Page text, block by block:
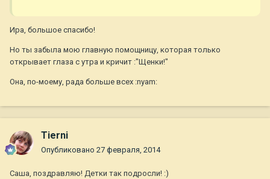
Ира, большое спасибо!
Но ты забыла мою главную помощницу, которая только
открывает глаза с утра и кричит :"Щенки!"
Она, по-моему, рада больше всех :nyam:
Tierni
Опубликовано 27 февраля, 2014
Саша, поздравляю! Детки так подросли! :)